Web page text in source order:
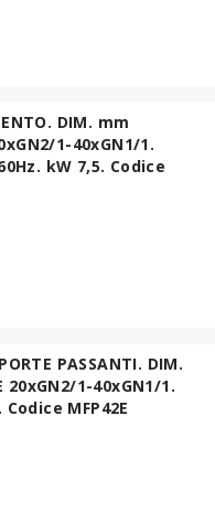
DIM. mm
1-40xGN1/1.
kW 7,5. Codice
PASSANTI. DIM.
20xGN2/1-40xGN1/1.
MFP42E